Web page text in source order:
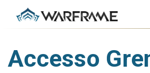
Accesso